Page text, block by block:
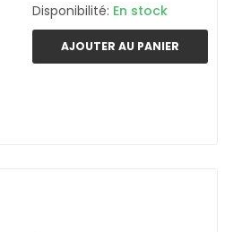
Disponibilité: En stock
AJOUTER AU PANIER